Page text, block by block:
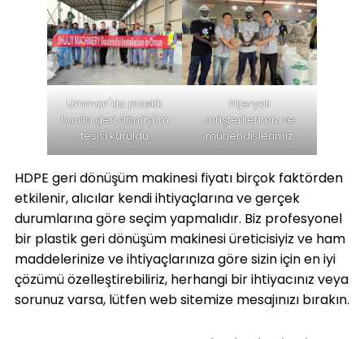
Umman'da plastik
hurda geri dönüşüm
tesisi kuruldu
Nijeryalı
müşterilerimiz ve
mühendislerimiz
HDPE geri dönüşüm makinesi fiyatı birçok faktörden
etkilenir, alıcılar kendi ihtiyaçlarına ve gerçek
durumlarına göre seçim yapmalıdır. Biz profesyonel
bir plastik geri dönüşüm makinesi üreticisiyiz ve ham
maddelerinize ve ihtiyaçlarınıza göre sizin için en iyi
çözümü özelleştirebiliriz, herhangi bir ihtiyacınız veya
sorunuz varsa, lütfen web sitemize mesajınızı bırakın.